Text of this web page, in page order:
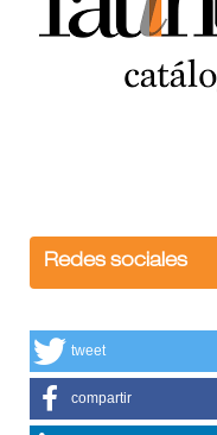
Redes sociales
tweet
compartir